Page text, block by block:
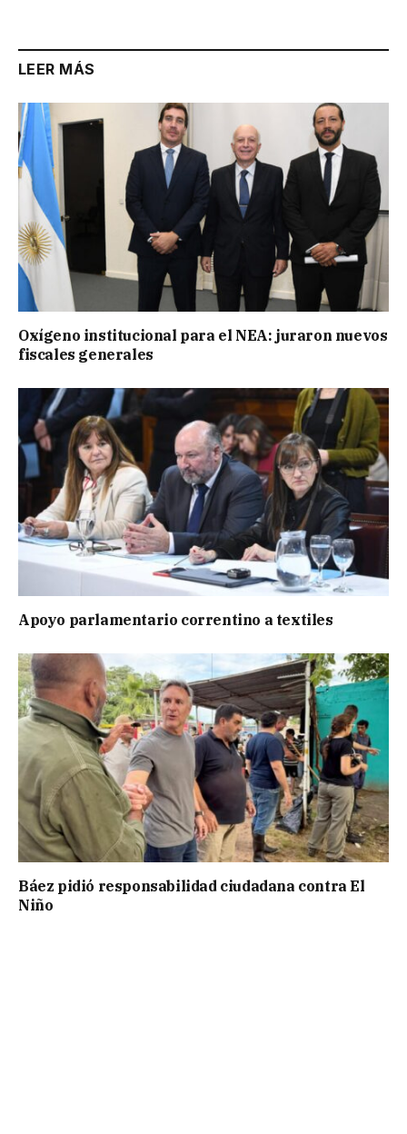
LEER MÁS
Oxígeno institucional para el NEA: juraron nuevos
fiscales generales
Apoyo parlamentario correntino a textiles
Báez pidió responsabilidad ciudadana contra El
Niño